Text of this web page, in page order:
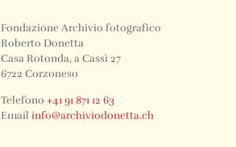
Fondazione Archivio fotografico
Roberto Donetta
Casa Rotonda, a Cassì 27
6722 Corzoneso
Telefono+41 91 871 12 63
Emailinfo@archiviodonetta.ch